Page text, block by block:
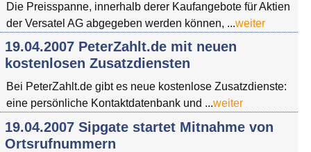
Die Preisspanne, innerhalb derer Kaufangebote für Aktien
der Versatel AG abgegeben werden können, ...weiter
19.04.2007 PeterZahlt.de mit neuen
kostenlosen Zusatzdiensten
Bei PeterZahlt.de gibt es neue kostenlose Zusatzdienste:
eine persönliche Kontaktdatenbank und ...weiter
19.04.2007 Sipgate startet Mitnahme von
Ortsrufnummern